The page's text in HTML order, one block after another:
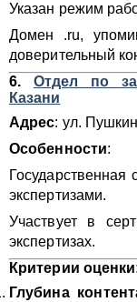
Указан режим
Домен .ru,
доверительный
6. Отдел по
Казани
Адрес: ул.
Особенности:
экспертизами.
Участвует в
экспертизах.
Критерии
Глубина